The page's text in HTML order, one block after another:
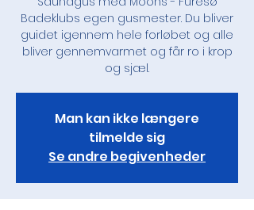
Badeklubs egen gusmester. Du bliver
guidet igennem hele forløbet og alle
bliver gennemvarmet og får ro i krop
og sjæl.
Man kan ikke længere
tilmelde sig
Se andre begivenheder